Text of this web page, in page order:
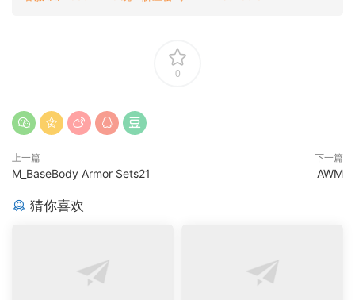
0
上一篇
M_BaseBody Armor Sets21
下一篇
AWM
猜你喜欢